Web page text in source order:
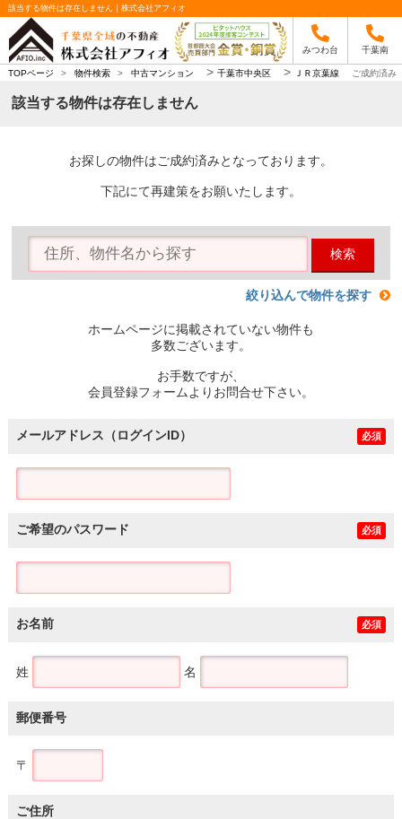
該当する物件は存在しません｜株式会社アフィオ
みつわ台 千葉南
TOPページ > 物件検索 > 中古マンション > 千葉市中央区 > ＪＲ京葉線 ご成約済み
該当する物件は存在しません
お探しの物件はご成約済みとなっております。
下記にて再建策をお願いたします。
検索
絞り込んで物件を探す
ホームページに掲載されていない物件も
多数ございます。
お手数ですが、
会員登録フォームよりお問合せ下さい。
メールアドレス（ログインID） 必須
ご希望のパスワード 必須
お名前 必須
姓 名
郵便番号
〒
ご住所